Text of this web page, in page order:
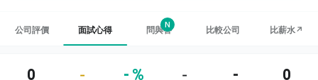
公司評價 面試心得 問與答
N
比較公司 比薪水↗
0 - - % - - 0